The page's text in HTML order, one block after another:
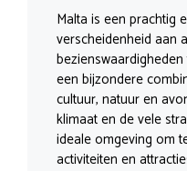
Malta is een prachtig
verscheidenheid aan
een bijzondere
cultuur, natuur en
klimaat en de vele
ideale omgeving om
activiteiten en